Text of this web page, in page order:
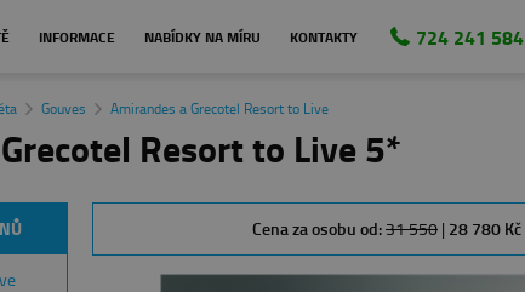
INFORMACE NABÍDKY NA MÍRU KONTAKTY 724 241 584
Gouves Amirandes a Grecotel Resort to Live
Resort to Live 5*
Cena za osobu od:31 550 | 28 780 Kč